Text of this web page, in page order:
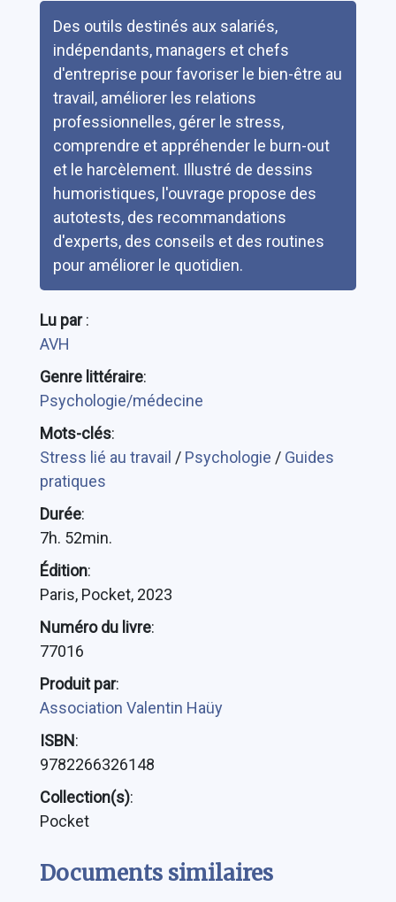
Des outils destinés aux salariés,
indépendants, managers et chefs
d'entreprise pour favoriser le bien-être au
travail, améliorer les relations
professionnelles, gérer le stress,
comprendre et appréhender le burn-out
et le harcèlement. Illustré de dessins
humoristiques, l'ouvrage propose des
autotests, des recommandations
d'experts, des conseils et des routines
pour améliorer le quotidien.
Lu par:
AVH
Genre littéraire:
Psychologie/médecine
Mots-clés:
Stress lié au travail / Psychologie / Guides
pratiques
Durée:
7h. 52min.
Édition:
Paris, Pocket, 2023
Numéro du livre:
77016
Produit par:
Association Valentin Haüy
ISBN:
9782266326148
Collection(s):
Pocket
Documents similaires